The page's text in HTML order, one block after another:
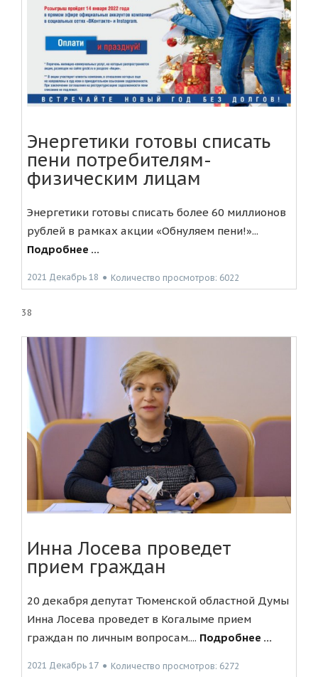
Энергетики готовы списать
пени потребителям-
физическим лицам
Энергетики готовы списать более 60 миллионов
рублей в рамках акции «Обнуляем пени!»...
Подробнее ...
2021 Декабрь 18 ● Количество просмотров: 6022
38
Инна Лосева проведет
прием граждан
20 декабря депутат Тюменской областной Думы
Инна Лосева проведет в Когалыме прием
граждан по личным вопросам.... Подробнее ...
2021 Декабрь 17 ● Количество просмотров: 6272